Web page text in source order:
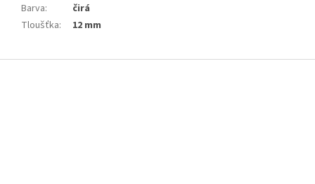
Barva:
čirá
Tloušťka: 12 mm